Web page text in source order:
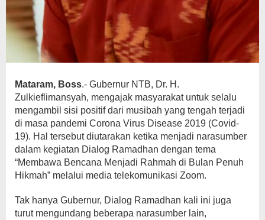
Mataram, Boss.- Gubernur NTB, Dr. H.
Zulkieflimansyah, mengajak masyarakat untuk selalu
mengambil sisi positif dari musibah yang tengah terjadi
di masa pandemi Corona Virus Disease 2019 (Covid-
19). Hal tersebut diutarakan ketika menjadi narasumber
dalam kegiatan Dialog Ramadhan dengan tema
“Membawa Bencana Menjadi Rahmah di Bulan Penuh
Hikmah” melalui media telekomunikasi Zoom.
Tak hanya Gubernur, Dialog Ramadhan kali ini juga
turut mengundang beberapa narasumber lain,